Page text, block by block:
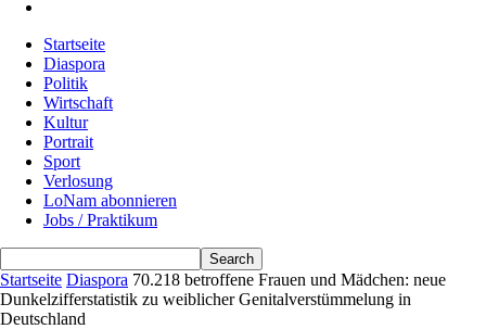
Startseite
Diaspora
Politik
Wirtschaft
Kultur
Portrait
Sport
Verlosung
LoNam abonnieren
Jobs / Praktikum
Startseite Diaspora 70.218 betroffene Frauen und Mädchen: neue
Dunkelzifferstatistik zu weiblicher Genitalverstümmelung in
Deutschland